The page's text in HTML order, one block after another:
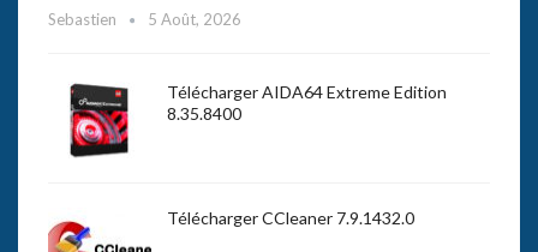
Sebastien 5 Août, 2026
Télécharger AIDA64 Extreme Edition
8.35.8400
Télécharger CCleaner 7.9.1432.0